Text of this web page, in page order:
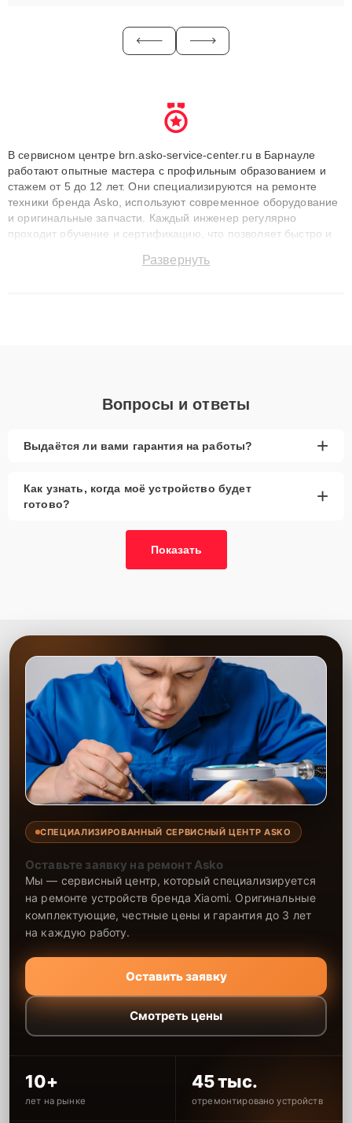
В сервисном центре brn.asko-service-center.ru в Барнауле
работают опытные мастера с профильным образованием и
стажем от 5 до 12 лет. Они специализируются на ремонте
техники бренда Asko, используют современное оборудование
и оригинальные запчасти. Каждый инженер регулярно
проходит обучение и сертификацию, что позволяет быстро и
сохранением гарантии до 3 лет. Наши мастера решают
Развернуть
Вопросы и ответы
Выдаётся ли вами гарантия на работы? +
Как узнать, когда моё устройство будет
готово?
+
Показать
СПЕЦИАЛИЗИРОВАННЫЙ СЕРВИСНЫЙ ЦЕНТР ASKO
Оставьте заявку на ремонт Asko
Мы — сервисный центр, который специализируется
на ремонте устройств бренда Xiaomi. Оригинальные
комплектующие, честные цены и гарантия до 3 лет
на каждую работу.
Оставить заявку
Смотреть цены
10+
лет на рынке
45 тыс.
отремонтировано устройств